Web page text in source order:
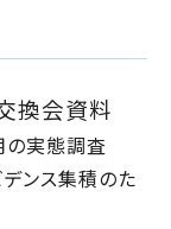
換会資料
の実態調査
ンス集積のた